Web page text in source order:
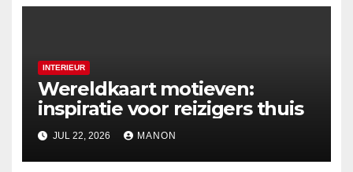
INTERIEUR
Wereldkaart motieven:
inspiratie voor reizigers thuis
JUL 22, 2026 MANON